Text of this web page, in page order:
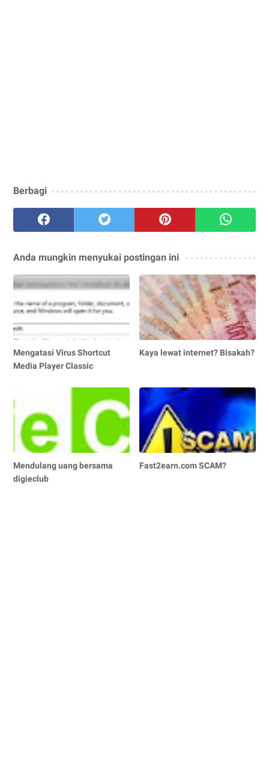
Berbagi
Anda mungkin menyukai postingan ini
Mengatasi Virus Shortcut
Media Player Classic
Kaya lewat internet? Bisakah?
Mendulang uang bersama
digieclub
Fast2earn.com SCAM?